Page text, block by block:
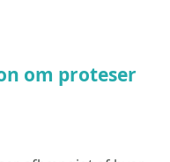
om proteser